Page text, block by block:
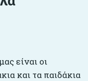
είναι οι
και τα παιδάκια